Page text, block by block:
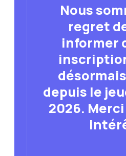
Nous
regret
informer
depuis le
2026.